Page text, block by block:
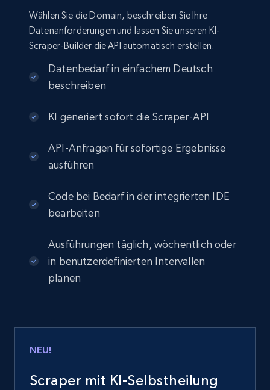
Wählen Sie die Domain, beschreiben Sie Ihre
Datenanforderungen und lassen Sie unseren KI-
Scraper-Builder die API automatisch erstellen.
Datenbedarf in einfachem Deutsch
beschreiben
KI generiert sofort die Scraper-API
API-Anfragen für sofortige Ergebnisse
ausführen
Code bei Bedarf in der integrierten IDE
bearbeiten
Ausführungen täglich, wöchentlich oder
in benutzerdefinierten Intervallen
planen
NEU!
Scraper mit KI-Selbstheilung